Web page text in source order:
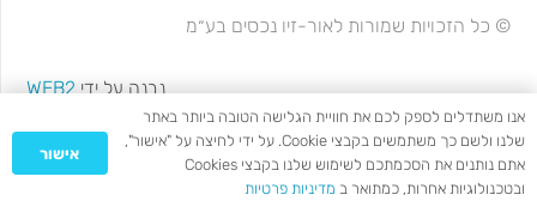
© כל הזכויות שמורות לאור-זיו נכסים בע״מ
נבנה על ידיWEB2
אנו משתדלים לספק לכם את חוויית הגלישה הטובה ביותר באתר
שלנו ולשם כך משתמשים בקבצי Cookie. על ידי לחיצה על "אישור",
אתם נותנים את הסכמתכם לשימוש שלנו בקבצי Cookies
ובטכנולוגיות אחרות, כמתואר ב מדיניות פרטיות
אישור